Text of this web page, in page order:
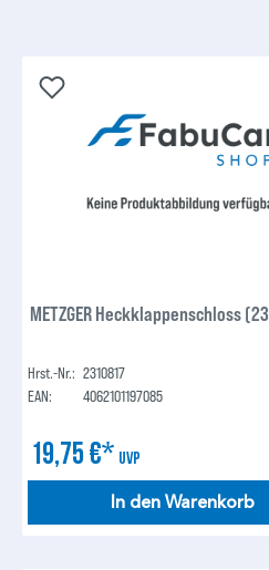
METZGER Heckklappenschloss
Hrst.-Nr.: 2310817
EAN:
4062101197085
19,75 €* UVP
In den Warenkorb